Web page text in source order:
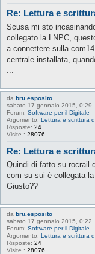
Re: Lettura e
Scusa mi sto
collegato la LNPC,
a connettere sulla
centrale installata,
da bru.esposito
sabato 17 gennaio 2015, 0:29
Forum: Software per il Digitale
Argomento: Lettura e scrittura
Risposte: 24
Visite : 28076
Re: Lettura e
Quindi di fatto su rocrail
com su sui è collegata la
Giusto??
da bru.esposito
sabato 17 gennaio 2015, 0:22
Forum: Software per il Digitale
Argomento: Lettura e scrittura
Risposte: 24
Visite : 28076